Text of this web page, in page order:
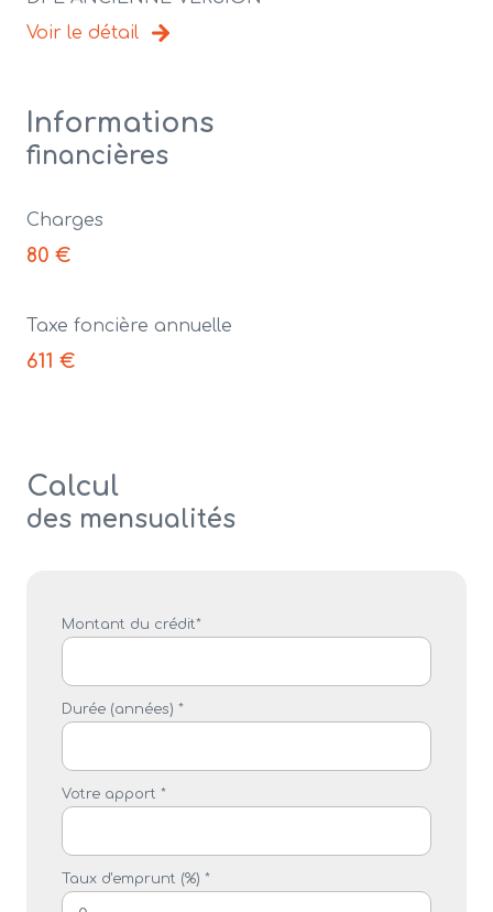
Voir le détail
Informations
financières
Charges
80 €
Taxe foncière annuelle
611 €
Calcul
des mensualités
Montant du crédit*
Durée (années) *
Votre apport *
Taux d'emprunt (%) *